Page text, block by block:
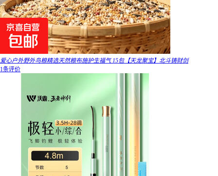
爱心户外野外鸟粮精选天然粮布施护生福气 15包【天龙聚宝】北斗铸财剑
1条评价